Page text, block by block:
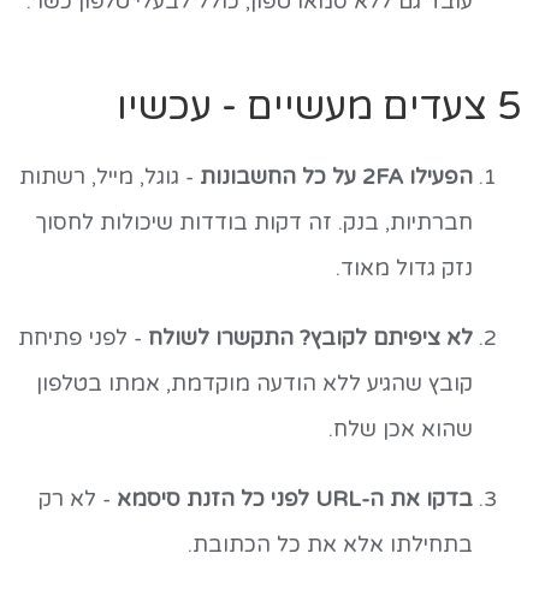
5 צעדים מעשיים - עכשיו
הפעילו 2FA על כל החשבונות
- גוגל, מייל, רשתות
חברתיות, בנק. זה דקות בודדות שיכולות לחסוך
נזק גדול מאוד.
לא ציפיתם לקובץ? התקשרו לשולח - לפני פתיחת
קובץ שהגיע ללא הודעה מוקדמת, אמתו בטלפון
שהוא אכן שלח.
בדקו את ה-URL לפני כל הזנת סיסמא
- לא רק
בתחילתו אלא את כל הכתובת.